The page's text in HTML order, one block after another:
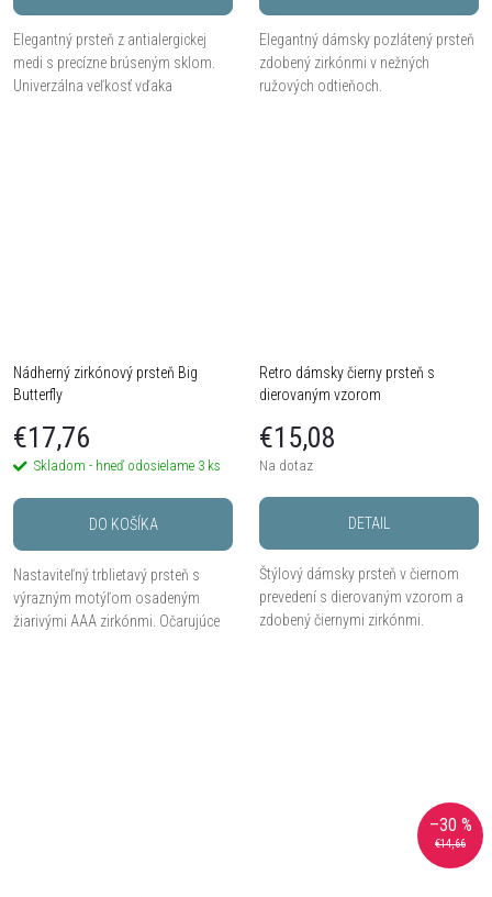
Elegantný prsteň z antialergickej
medi s precízne brúseným sklom.
Univerzálna veľkosť vďaka
Elegantný dámsky pozlátený prsteň
zdobený zirkónmi v nežných
ružových odtieňoch.
Nádherný zirkónový prsteň Big
Butterfly
€17,76
Skladom - hneď odosielame 3 ks
DO KOŠÍKA
Nastaviteľný trblietavý prsteň s
výrazným motýľom osadeným
žiarivými AAA zirkónmi. Očarujúce
Retro dámsky čierny prsteň s
dierovaným vzorom
€15,08
Na dotaz
DETAIL
Štýlový dámsky prsteň v čiernom
prevedení s dierovaným vzorom a
zdobený čiernymi zirkónmi.
€14,66
–30 %